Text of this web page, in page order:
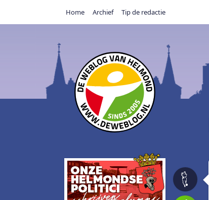
Home Archief Tip de redactie